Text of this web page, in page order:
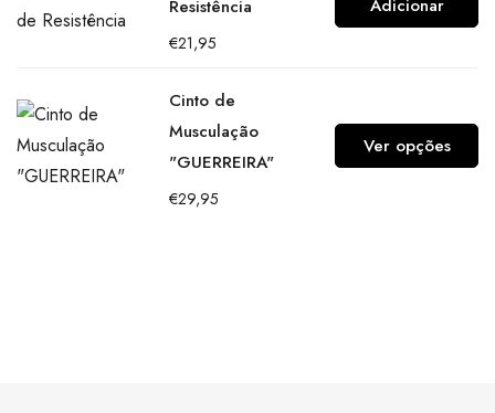
Resistência
€21,95
Adicionar
Cinto de
Musculação
"GUERREIRA"
€29,95
Ver opções